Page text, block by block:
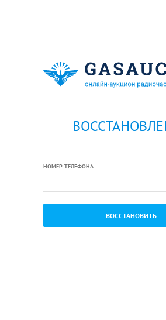
НОМЕР ТЕЛЕФОНА